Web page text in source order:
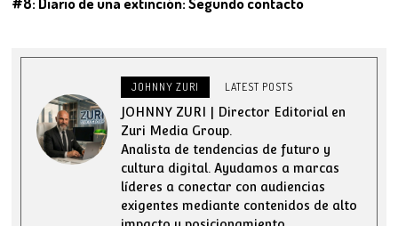
JOHNNY ZURI LATEST POSTS
JOHNNY ZURI | Director Editorial en
Zuri Media Group.
Analista de tendencias de futuro y
cultura digital. Ayudamos a marcas
líderes a conectar con audiencias
exigentes mediante contenidos de alto